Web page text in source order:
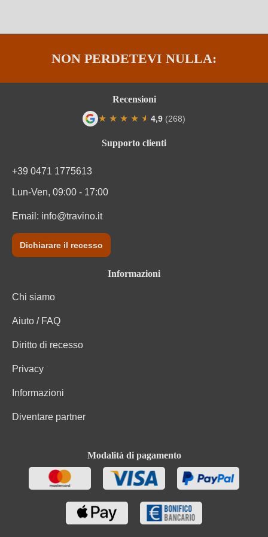
Varietà di uve della cuvée Grenache noir, Syrah, Cinsault
NON PERDETEVI NULLA:
Supporto clienti
+39 0471 1775613
Lun-Ven, 09:00 - 17:00
Email: info@travino.it
Dichiarare il recesso
Informazioni
Chi siamo
Aiuto / FAQ
Diritto di recesso
Privacy
Informazioni
Diventare partner
Modalità di pagamento
Recensioni
★ ★ ★ ★ ★
★ 4,9 (268)